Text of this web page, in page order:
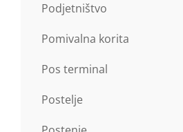
Podjetništvo
Pomivalna korita
Pos terminal
Postelje